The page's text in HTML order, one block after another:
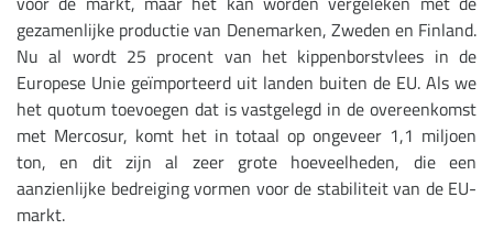
gezamenlijke productie van Denemarken, Zweden en Finland.
Nu al wordt 25 procent van het kippenborstvlees in de
Europese Unie geïmporteerd uit landen buiten de EU. Als we
het quotum toevoegen dat is vastgelegd in de overeenkomst
met Mercosur, komt het in totaal op ongeveer 1,1 miljoen
ton, en dit zijn al zeer grote hoeveelheden, die een
aanzienlijke bedreiging vormen voor de stabiliteit van de EU-
markt.